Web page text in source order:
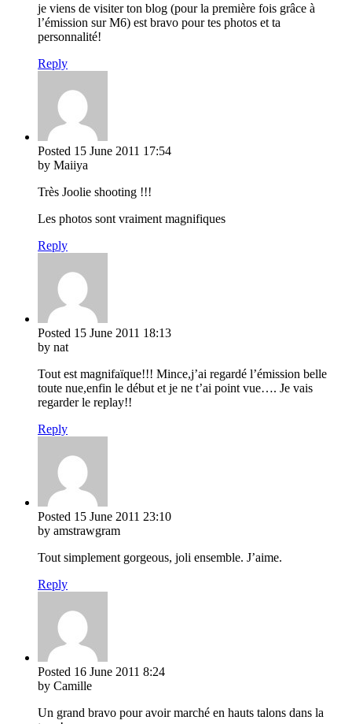
je viens de visiter ton blog (pour la première fois grâce à
l’émission sur M6) est bravo pour tes photos et ta
personnalité!
Reply
Posted 15 June 2011 17:54
by Maiiya
Très Joolie shooting !!!
Les photos sont vraiment magnifiques
Reply
Posted 15 June 2011 18:13
by nat
Tout est magnifaïque!!! Mince,j’ai regardé l’émission belle
toute nue,enfin le début et je ne t’ai point vue…. Je vais
regarder le replay!!
Reply
Posted 15 June 2011 23:10
by amstrawgram
Tout simplement gorgeous, joli ensemble. J’aime.
Reply
Posted 16 June 2011 8:24
by Camille
Un grand bravo pour avoir marché en hauts talons dans la